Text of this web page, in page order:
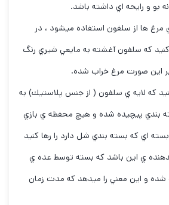
بو و رايحه اي داشته باشد.
مرغ ها از سلفون استفاده ميشود ، در
كه سلفون آغشته به مايعي شيري رنگ
اين صورت مرغ خراب شده.
كه لايه ي سلفون ( از جنس پلاستيك) به
بندي پيچيده شده و هيچ محفظه ي بازي
اي كه بسته بندي شل دارد را رها كنيد
ي اين باشد كه بسته توسط عده ي
شده و اين معني را ميدهد كه مدت زمان